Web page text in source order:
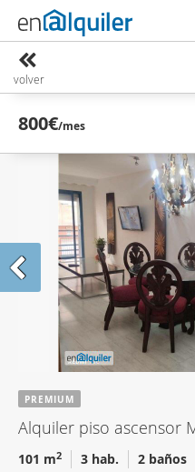
volver
800€/mes
PREMIUM
Alquiler piso ascensor
101 m2 3 hab.
2 baños